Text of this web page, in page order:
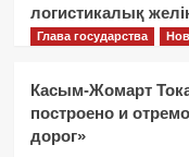
логистикалық
Глава государства
Касым-Жомарт
построено и
дорог»